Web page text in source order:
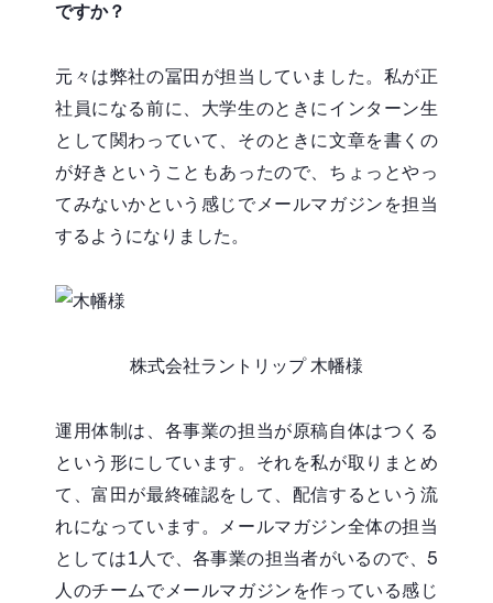
ですか？
元々は弊社の冨田が担当していました。私が正
社員になる前に、大学生のときにインターン生
として関わっていて、そのときに文章を書くの
が好きということもあったので、ちょっとやっ
てみないかという感じでメールマガジンを担当
するようになりました。
株式会社ラントリップ 木幡様
運用体制は、各事業の担当が原稿自体はつくる
という形にしています。それを私が取りまとめ
て、富田が最終確認をして、配信するという流
れになっています。メールマガジン全体の担当
としては1人で、各事業の担当者がいるので、5
人のチームでメールマガジンを作っている感じ